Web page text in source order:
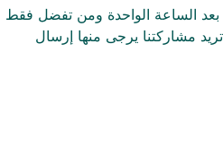
بعد الساعة الواحدة ومن تفضل فقط
مشاركتنا يرجى منها إرسال